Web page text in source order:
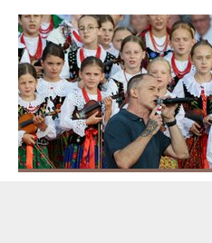
Po burzy wokół Ewy
Małgorzata Ohme. Nie ma
nieporozumienia.
Film i telewizjaShow-biznes